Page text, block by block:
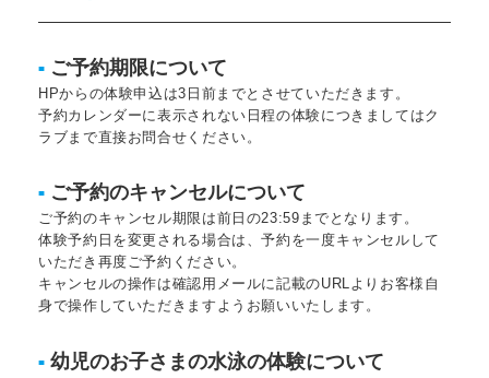
■ ご予約期限について
HPからの体験申込は3日前までとさせていただきます。
予約カレンダーに表示されない日程の体験につきましてはク
ラブまで直接お問合せください。
■ ご予約のキャンセルについて
ご予約のキャンセル期限は前日の23:59までとなります。
体験予約日を変更される場合は、予約を一度キャンセルして
いただき再度ご予約ください。
キャンセルの操作は確認用メールに記載のURLよりお客様自
身で操作していただきますようお願いいたします。
■ 幼児のお子さまの水泳の体験について